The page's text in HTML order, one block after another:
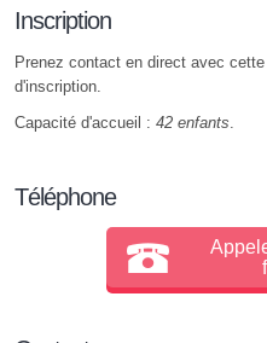
Inscription
Prenez contact en direct avec
d'inscription.
Capacité d'accueil : 42 enfants
Téléphone